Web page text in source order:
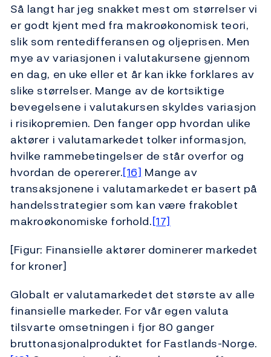
Så langt har jeg snakket mest om størrelser vi
er godt kjent med fra makroøkonomisk teori,
slik som rentedifferansen og oljeprisen. Men
mye av variasjonen i valutakursene gjennom
en dag, en uke eller et år kan ikke forklares av
slike størrelser. Mange av de kortsiktige
bevegelsene i valutakursen skyldes variasjon
i risikopremien. Den fanger opp hvordan ulike
aktører i valutamarkedet tolker informasjon,
hvilke rammebetingelser de står overfor og
hvordan de opererer.[16] Mange av
transaksjonene i valutamarkedet er basert på
handelsstrategier som kan være frakoblet
makroøkonomiske forhold.[17]
[Figur: Finansielle aktører dominerer markedet
for kroner]
Globalt er valutamarkedet det største av alle
finansielle markeder. For vår egen valuta
tilsvarte omsetningen i fjor 80 ganger
bruttonasjonalproduktet for Fastlands-Norge.